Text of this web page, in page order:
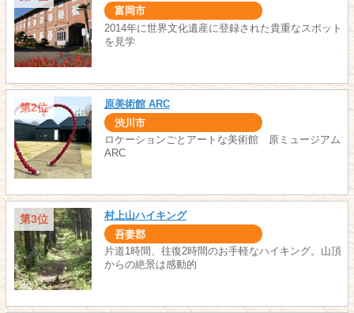
富岡市
2014年に世界文化遺産に登録された貴重なスポット
を見学
第2位 原美術館 ARC
渋川市
ロケーションごとアートな美術館 原ミュージアム
ARC
第3位 村上山ハイキング
吾妻郡
片道1時間、往復2時間のお手軽なハイキング。山頂
からの絶景は感動的